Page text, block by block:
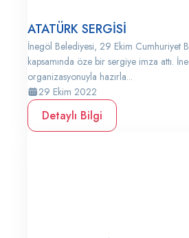
ATATÜRK SERGİSİ
İnegöl Belediyesi, 29 Ekim Cumhuriyet
kapsamında öze bir sergiye imza attı.
organizasyonuyla hazırla...
29 Ekim 2022
Detaylı Bilgi